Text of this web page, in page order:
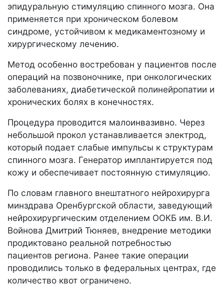
эпидуральную стимуляцию спинного мозга. Она
применяется при хроническом болевом
синдроме, устойчивом к медикаментозному и
хирургическому лечению.
Метод особенно востребован у пациентов после
операций на позвоночнике, при онкологических
заболеваниях, диабетической полинейропатии и
хронических болях в конечностях.
Процедура проводится малоинвазивно. Через
небольшой прокол устанавливается электрод,
который подает слабые импульсы к структурам
спинного мозга. Генератор имплантируется под
кожу и обеспечивает постоянную стимуляцию.
По словам главного внештатного нейрохирурга
минздрава Оренбургской области, заведующий
нейрохирургическим отделением ООКБ им. В.И.
Войнова Дмитрий Тюняев, внедрение методики
продиктовано реальной потребностью
пациентов региона. Ранее такие операции
проводились только в федеральных центрах, где
количество квот ограничено.